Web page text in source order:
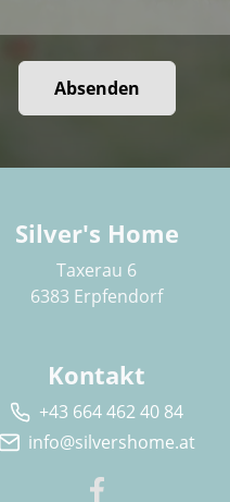
Absenden
Silver's Home
Taxerau 6
6383 Erpfendorf
Kontakt
+43 664 462 40 84
info@silvershome.at